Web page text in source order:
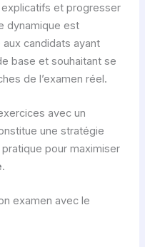
et progresser
dynamique est
candidats ayant
base et souhaitant se
de l’examen réel.
avec un
une stratégie
pour maximiser
.
examen avec le